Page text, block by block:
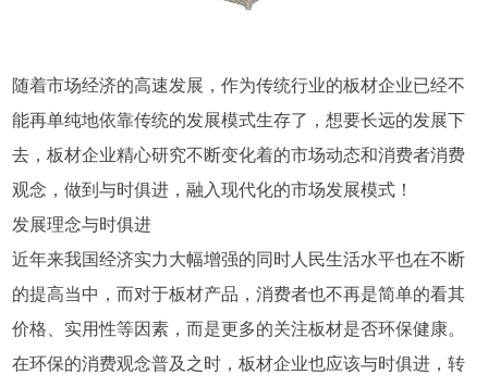
随着市场经济的高速发展，作为传统行业的板材企业已经不
能再单纯地依靠传统的发展模式生存了，想要长远的发展下
去，板材企业精心研究不断变化着的市场动态和消费者消费
观念，做到与时俱进，融入现代化的市场发展模式！
发展理念与时俱进
近年来我国经济实力大幅增强的同时人民生活水平也在不断
的提高当中，而对于板材产品，消费者也不再是简单的看其
价格、实用性等因素，而是更多的关注板材是否环保健康。
在环保的消费观念普及之时，板材企业也应该与时俱进，转